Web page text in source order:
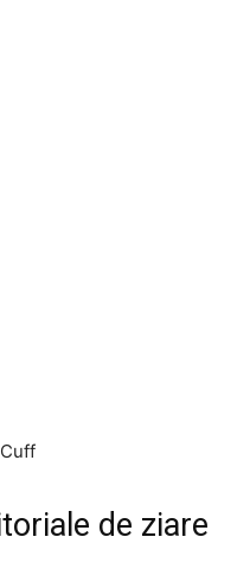
de ziare